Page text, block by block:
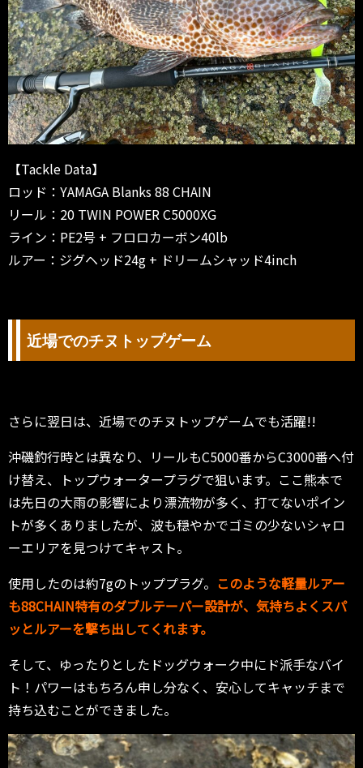
【Tackle Data】
ロッド：YAMAGA Blanks 88 CHAIN
リール：20 TWIN POWER C5000XG
ライン：PE2号 + フロロカーボン40lb
ルアー：ジグヘッド24g + ドリームシャッド4inch
近場でのチヌトップゲーム
さらに翌日は、近場でのチヌトップゲームでも活躍!!
沖磯釣行時とは異なり、リールもC5000番からC3000番へ付
け替え、トップウォータープラグで狙います。ここ熊本で
は先日の大雨の影響により漂流物が多く、打てないポイン
トが多くありましたが、波も穏やかでゴミの少ないシャロ
ーエリアを見つけてキャスト。
使用したのは約7gのトッププラグ。 このような軽量ルアー
も88CHAIN特有のダブルテーパー設計が、気持ちよくスパ
ッとルアーを撃ち出してくれます。
そして、ゆったりとしたドッグウォーク中にド派手なバイ
ト！パワーはもちろん申し分なく、安心してキャッチまで
持ち込むことができました。